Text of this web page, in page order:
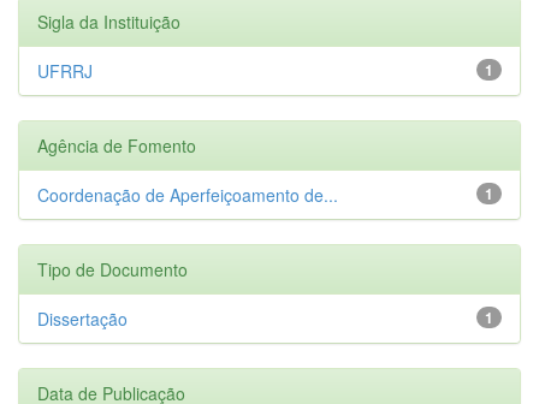
Sigla da Instituição
1
UFRRJ
Agência de Fomento
1
Coordenação de Aperfeiçoamento de...
Tipo de Documento
1
Dissertação
Data de Publicação